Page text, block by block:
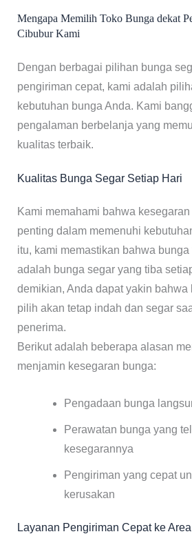
Mengapa Memilih Toko Bunga dekat
Cibubur Kami
Dengan berbagai pilihan bunga
pengiriman cepat, kami adalah
kebutuhan bunga Anda. Kami
pengalaman berbelanja yang
kualitas terbaik.
Kualitas Bunga Segar Setiap Hari
Kami memahami bahwa
penting dalam memenuhi
itu, kami memastikan bahwa bunga
adalah bunga segar yang tiba
demikian, Anda dapat yakin bahwa
pilih akan tetap indah dan segar
penerima.
Berikut adalah beberapa alasan
menjamin kesegaran bunga:
Pengadaan bunga
Perawatan bunga yang
kesegarannya
Pengiriman yang cepat
kerusakan
Layanan Pengiriman Cepat ke